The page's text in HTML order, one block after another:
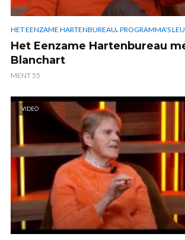
HET EENZAME HARTENBUREAU, PROGRAMMA'S
Het Eenzame Hartenbureau
Blanchart
MENT 55
VIDEO